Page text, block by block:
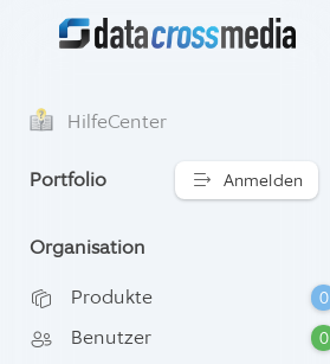
HilfeCenter
Portfolio Anmelden
Organisation
Produkte
0
Benutzer 0